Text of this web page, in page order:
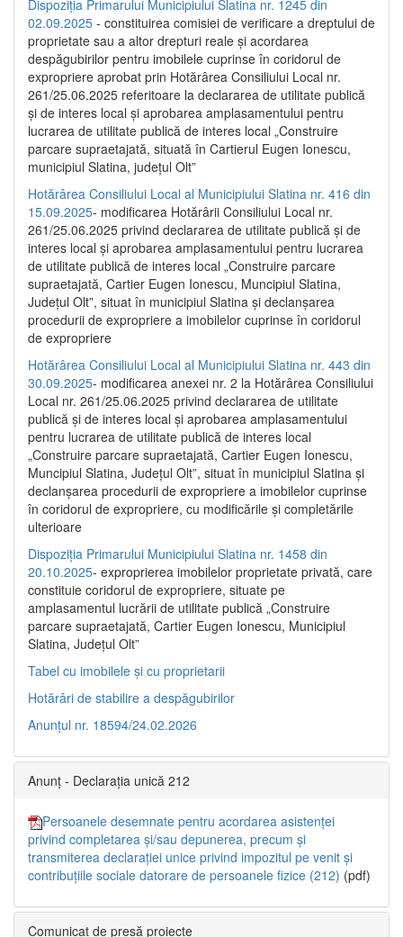
Dispoziția Primarului Municipiului Slatina nr. 1245 din
02.09.2025 - constituirea comisiei de verificare a dreptului de
proprietate sau a altor drepturi reale și acordarea
despăgubirilor pentru imobilele cuprinse în coridorul de
expropriere aprobat prin Hotărârea Consiliului Local nr.
261/25.06.2025 referitoare la declararea de utilitate publică
și de interes local și aprobarea amplasamentului pentru
lucrarea de utilitate publică de interes local „Construire
parcare supraetajată, situată în Cartierul Eugen Ionescu,
municipiul Slatina, județul Olt”
Hotărârea Consiliului Local al Municipiului Slatina nr. 416 din
15.09.2025- modificarea Hotărârii Consiliului Local nr.
261/25.06.2025 privind declararea de utilitate publică și de
interes local și aprobarea amplasamentului pentru lucrarea
de utilitate publică de interes local „Construire parcare
supraetajată, Cartier Eugen Ionescu, Muncipiul Slatina,
Județul Olt”, situat în municipiul Slatina și declanșarea
procedurii de expropriere a imobilelor cuprinse în coridorul
de expropriere
Hotărârea Consiliului Local al Municipiului Slatina nr. 443 din
30.09.2025- modificarea anexei nr. 2 la Hotărârea Consiliului
Local nr. 261/25.06.2025 privind declararea de utilitate
publică şi de interes local şi aprobarea amplasamentului
pentru lucrarea de utilitate publică de interes local
„Construire parcare supraetajată, Cartier Eugen Ionescu,
Muncipiul Slatina, Judeţul Olt”, situat în municipiul Slatina şi
declanşarea procedurii de expropriere a imobilelor cuprinse
în coridorul de expropriere, cu modificările şi completările
ulterioare
Dispoziția Primarului Municipiului Slatina nr. 1458 din
20.10.2025- exproprierea imobilelor proprietate privată, care
constituie coridorul de expropriere, situate pe
amplasamentul lucrării de utilitate publică „Construire
parcare supraetajată, Cartier Eugen Ionescu, Municipiul
Slatina, Județul Olt”
Tabel cu imobilele și cu proprietarii
Hotărâri de stabilire a despăgubirilor
Anunțul nr. 18594/24.02.2026
Anunț - Declarația unică 212
Persoanele desemnate pentru acordarea asistenței
privind completarea și/sau depunerea, precum și
transmiterea declarației unice privind impozitul pe venit și
contribuțiile sociale datorare de persoanele fizice (212) (pdf)
Comunicat de presă proiecte